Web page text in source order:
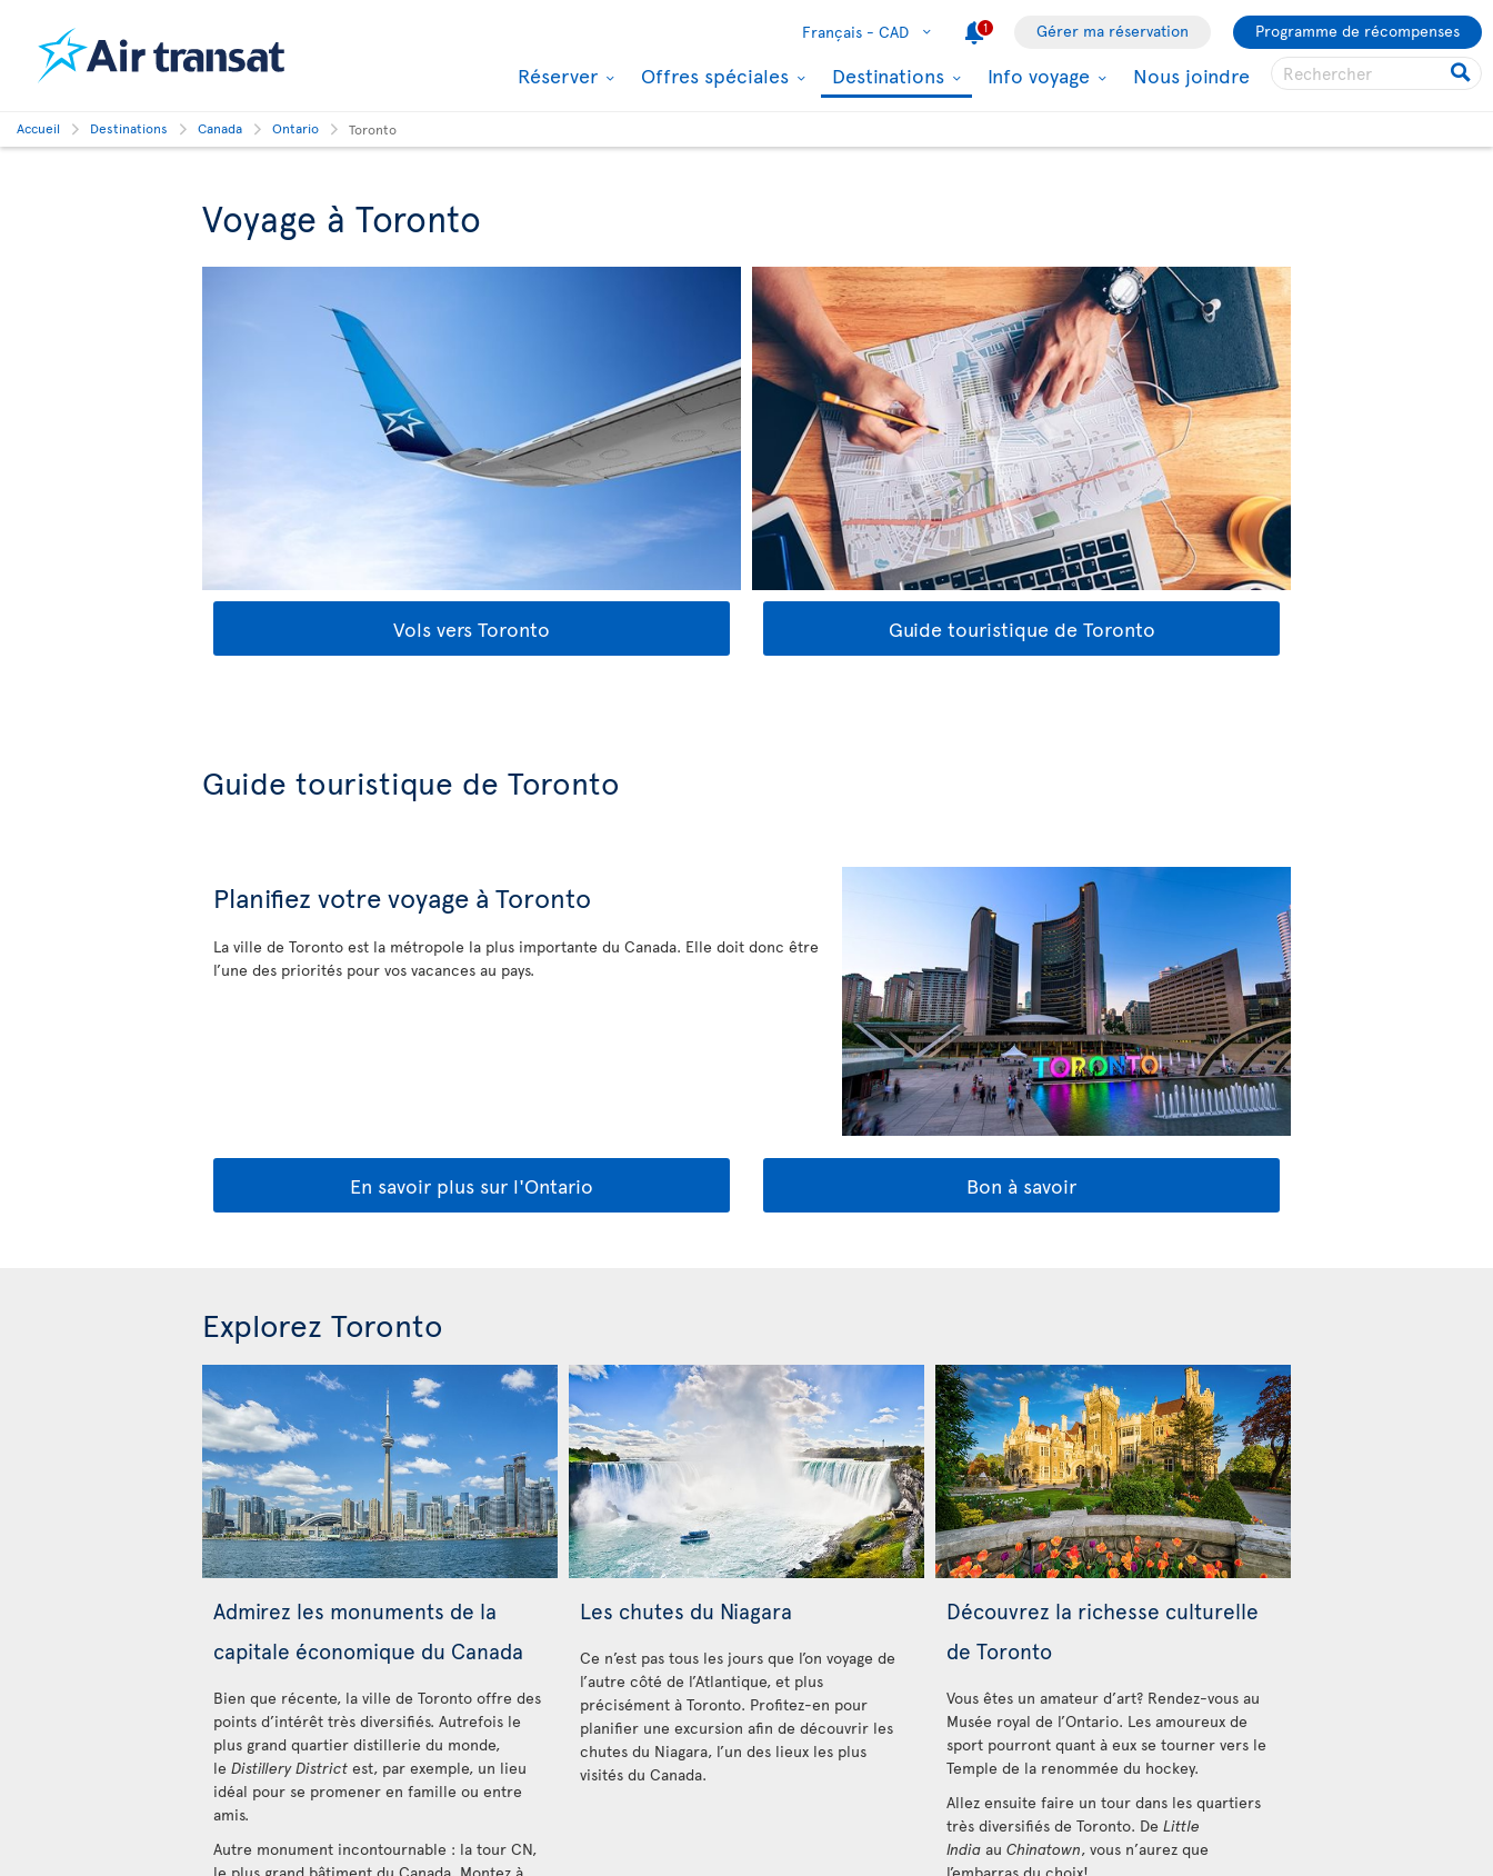
Français - CAD 1 Gérer ma réservation Programme de récompenses
Réserver Offres spéciales Destinations Info voyage Nous joindre
Accueil Destinations Canada Ontario Toronto
Voyage à Toronto
Vols vers Toronto Guide touristique de Toronto
Guide touristique de Toronto
Planifiez votre voyage à Toronto
La ville de Toronto est la métropole la plus importante du Canada. Elle doit donc être
l’une des priorités pour vos vacances au pays.
En savoir plus sur l'Ontario Bon à savoir
Explorez Toronto
Admirez les monuments de la
capitale économique du Canada
Bien que récente, la ville de Toronto offre des
points d’intérêt très diversifiés. Autrefois le
plus grand quartier distillerie du monde,
le Distillery District est, par exemple, un lieu
idéal pour se promener en famille ou entre
amis.
Autre monument incontournable : la tour CN,
le plus grand bâtiment du Canada. Montez à
Les chutes du Niagara
Ce n’est pas tous les jours que l’on voyage de
l’autre côté de l’Atlantique, et plus
précisément à Toronto. Profitez-en pour
planifier une excursion afin de découvrir les
chutes du Niagara, l’un des lieux les plus
visités du Canada.
Découvrez la richesse culturelle
de Toronto
Vous êtes un amateur d’art? Rendez-vous au
Musée royal de l’Ontario. Les amoureux de
sport pourront quant à eux se tourner vers le
Temple de la renommée du hockey.
Allez ensuite faire un tour dans les quartiers
très diversifiés de Toronto. De Little
India au Chinatown, vous n’aurez que
l’embarras du choix!